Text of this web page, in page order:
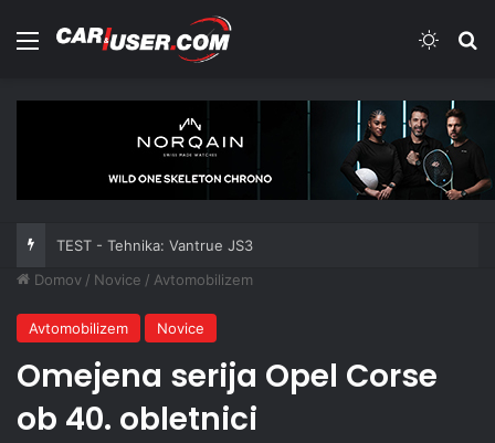
Meni
TEST - Tehnika: Vantrue JS3
Domov / Novice / Avtomobilizem
Avtomobilizem Novice
Omejena serija Opel Corse
ob 40. obletnici